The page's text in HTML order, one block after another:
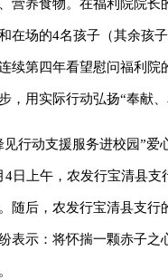
营养食物。在福利院院
在场的4名孩子（其余孩
续第四年看望慰问福利
，用实际行动弘扬“奉献
行动支援服务进校园”
日上午，农发行宝清县
随后，农发行宝清县支
表示：将怀揣一颗赤子